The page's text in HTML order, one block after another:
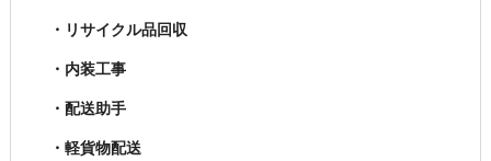
・リサイクル品回収
・内装工事
・配送助手
・軽貨物配送